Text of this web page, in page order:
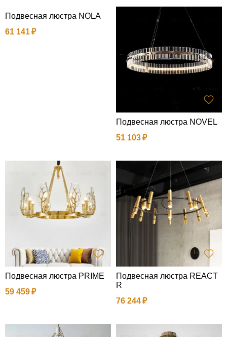
Подвесная люстра NOLA
61 141
Подвесная люстра NOVEL
51 103
Подвесная люстра PRIME
59 459
Подвесная люстра REACT
R
76 244